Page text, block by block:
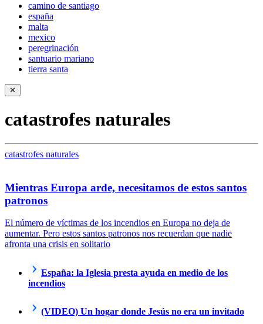
camino de santiago
españa
malta
mexico
peregrinación
santuario mariano
tierra santa
✕
catastrofes naturales
catastrofes naturales
Mientras Europa arde, necesitamos de estos santos
patronos
El número de víctimas de los incendios en Europa no deja de
aumentar. Pero estos santos patronos nos recuerdan que nadie
afronta una crisis en solitario
España: la Iglesia presta ayuda en medio de los
incendios
(VIDEO) Un hogar donde Jesús no era un invitado